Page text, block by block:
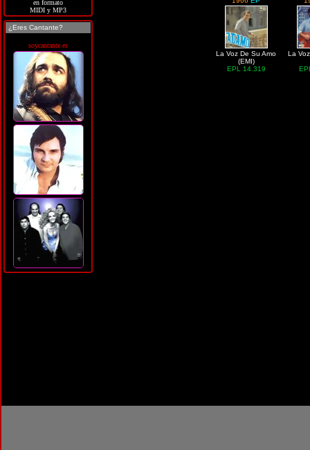
en formato
MIDI y MP3
¿Eres Cantante?
soycantante.es
La Voz De Su Amo
(EMI)
EPL 14.319
La